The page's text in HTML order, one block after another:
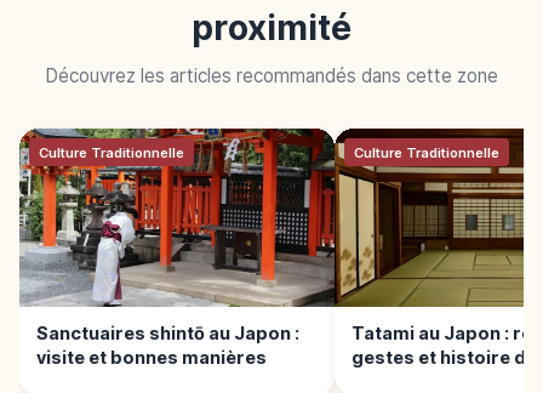
proximité
Découvrez les articles recommandés dans cette zone
Culture Traditionnelle
Sanctuaires shintō au Japon :
visite et bonnes manières
Culture Traditionnelle
Tatami au Japon :
gestes et histoire du